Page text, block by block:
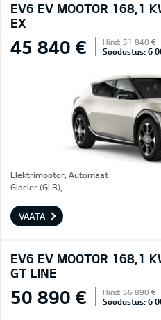
EV6 EV MOOTOR 168,1
EX
45 840 € Hind: 51 840 €
Soodustus: 6
Elektrimootor, Automaat
Glacier (GLB),
VAATA
EV6 EV MOOTOR 168,1
GT LINE
50 890 € Hind: 56 890 €
Soodustus: 6